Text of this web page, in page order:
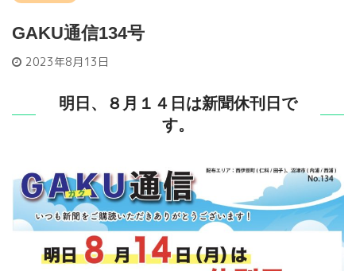
GAKU通信134号
2023年8月13日
明日、８月１４日は新聞休刊日で
す。